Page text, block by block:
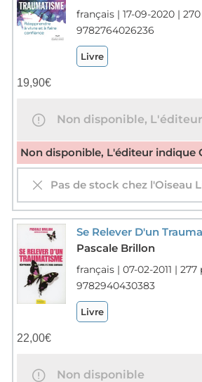
français | 17-09-2020 |
9782764026236
Livre
19,90€
Non disponible, L'éditeur indique
Non disponible, L'éditeur indique
Pas de stock chez l'Oiseau
Se Relever D'un
Pascale Brillon
français | 07-02-2011 | 277
9782940430383
Livre
22,00€
Non disponible